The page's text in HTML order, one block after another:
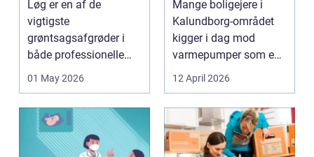
Løg er en af de
vigtigste
grøntsagsafgrøder i
både professionelle
køkkenhaver og større
landbrugspro...
01 May 2026
varme
Mange boligejere i
Kalundborg-området
kigger i dag mod
varmepumper som en
vej til lavere
varmeregnin...
12 April 2026